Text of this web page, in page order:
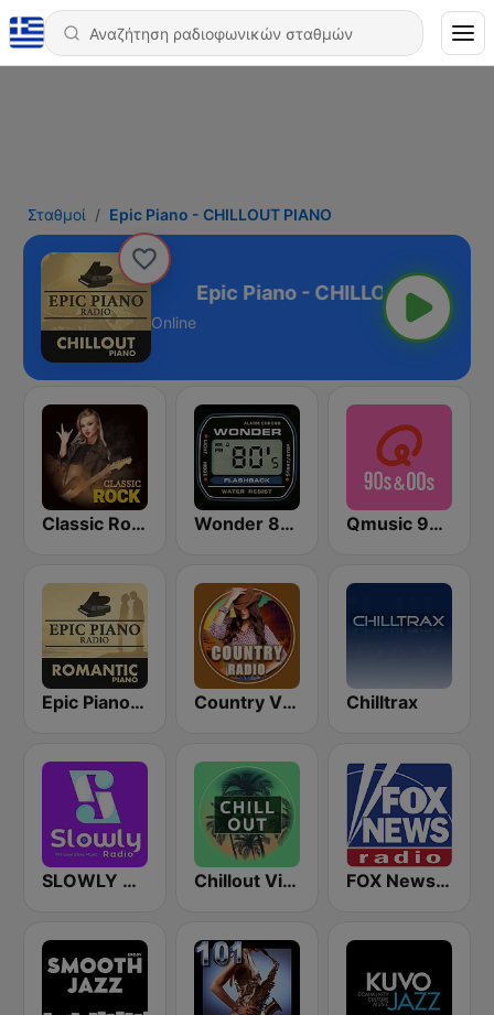
Σταθμοί Epic Piano - CHILLOUT PIANO
PIANO
Online
Classic Rock Station Wonder 80's Qmusic 90's & 00's
Epic Piano - ROMANTIC PIANO Country Vibes Chilltrax
SLOWLY RADIO Chillout Vibes FOX News Radio